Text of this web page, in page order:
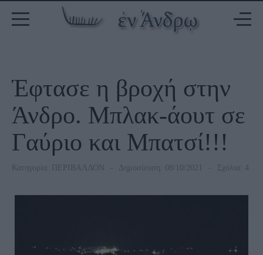
Έφτασε η βροχή στην
Άνδρο. Μπλακ-άουτ σε
Γαύριο και Μπατσί!!!
Κατηγορία: ΠΕΡΙΒΑΛΛΟΝ Δημοσίευση: 08/10/2021 Σχόλια: 4